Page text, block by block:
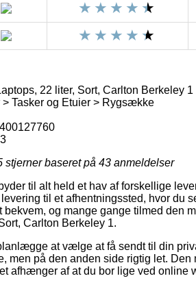
22 liter, Sort, Carlton Berkeley 1
> Tasker og Etuier > Rygsække
stjerner baseret på 43 anmeldelser
til alt held et hav af forskellige
til et afhentningssted, hvor du
bekvem, og mange gange tilmed den
Carlton Berkeley 1.
at vælge at få sendt til din
men på den anden side rigtig let.
afhænger af at du bor lige ved online